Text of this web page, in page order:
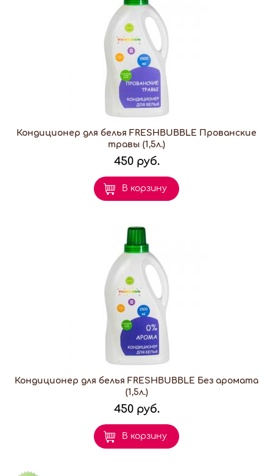
Кондиционер для белья FRESHBUBBLE Прованские
травы (1,5л.)
450 руб.
В корзину
Кондиционер для белья FRESHBUBBLE Без аромата
(1,5л.)
450 руб.
В корзину